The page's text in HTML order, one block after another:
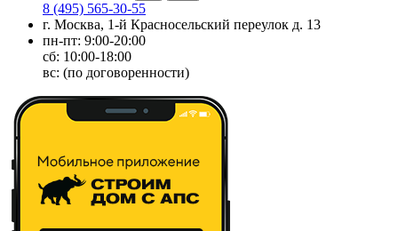
8 (495) 565-30-55
г. Москва, 1-й Красносельский переулок д. 13
пн-пт: 9:00-20:00
сб: 10:00-18:00
вс: (по договоренности)